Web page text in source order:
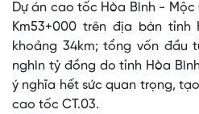
Dự án cao tốc Hòa Bình - Mộc
Km53+000 trên địa bàn tỉnh
khoảng 34km; tổng vốn đầu
nghìn tỷ đồng do tỉnh Hòa
ý nghĩa hết sức quan trọng,
cao tốc CT.03.